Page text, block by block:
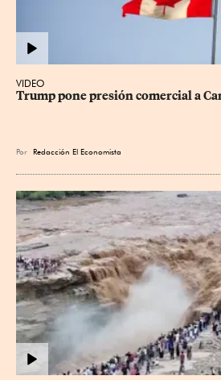
VIDEO
Trump pone presión comercial a
Por Redacción El Economista